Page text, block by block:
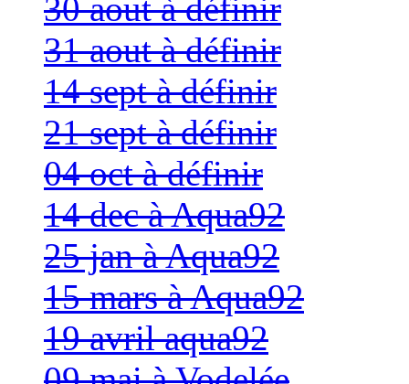
30 aout à définir
31 aout à définir
14 sept à définir
21 sept à définir
04 oct à définir
14 dec à Aqua92
25 jan à Aqua92
15 mars à Aqua92
19 avril aqua92